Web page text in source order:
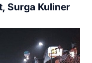
Surga Kuliner